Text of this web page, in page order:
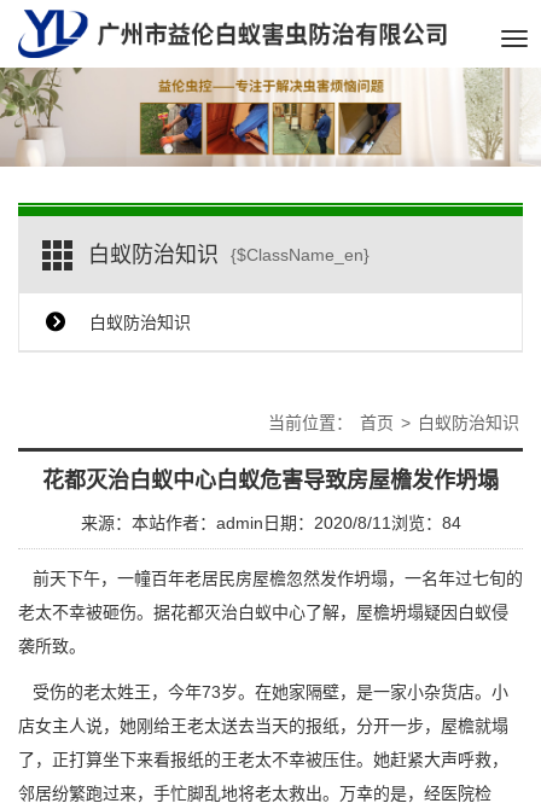
白蚁防治知识 {$ClassName_en}
白蚁防治知识
当前位置： 首页 > 白蚁防治知识
花都灭治白蚁中心白蚁危害导致房屋檐发作坍塌
来源：本站作者：admin 日期：2020/8/11浏览： 84
前天下午，一幢百年老居民房屋檐忽然发作坍塌，一名年过七旬的
老太不幸被砸伤。据花都灭治白蚁中心了解，屋檐坍塌疑因白蚁侵
袭所致。
受伤的老太姓王，今年73岁。在她家隔壁，是一家小杂货店。小
店女主人说，她刚给王老太送去当天的报纸，分开一步，屋檐就塌
了，正打算坐下来看报纸的王老太不幸被压住。她赶紧大声呼救，
邻居纷繁跑过来，手忙脚乱地将老太救出。万幸的是，经医院检